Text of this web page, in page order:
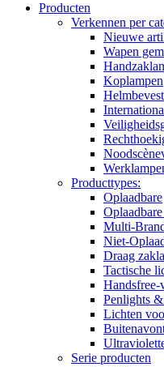
Producten
Verkennen per
Nieuwe
Wapen
Koplampen
Producttypes:
Oplaadbare
Multi-
Niet-
Draag
Tactische
Penlights
Lichten
Serie producten